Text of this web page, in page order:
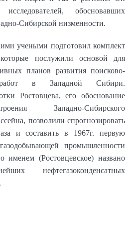
обосновавших
Сибирской низменности.
учеными подготовил комплект
которые послужили основой для
планов развития поисково-
работ в Западной Сибири.
Ростовцева, его обоснование
Западно-Сибирского
позволили спрогнозировать
и составить в 1967г. первую
промышленности
именем (Ростовцевское) названо
нефтегазоконденсатных